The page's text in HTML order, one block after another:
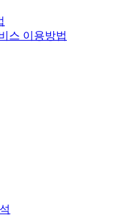
스 이용방법